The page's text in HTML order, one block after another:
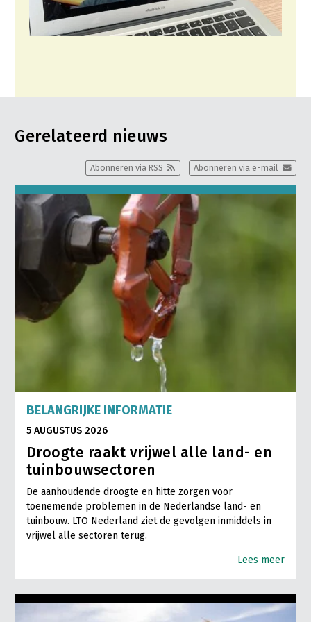
Gerelateerd nieuws
Abonneren via e-mail
Abonneren via RSS
BELANGRIJKE INFORMATIE
5 AUGUSTUS 2026
Droogte raakt vrijwel alle land- en
tuinbouwsectoren
De aanhoudende droogte en hitte zorgen voor
toenemende problemen in de Nederlandse land- en
tuinbouw. LTO Nederland ziet de gevolgen inmiddels in
vrijwel alle sectoren terug.
Lees meer